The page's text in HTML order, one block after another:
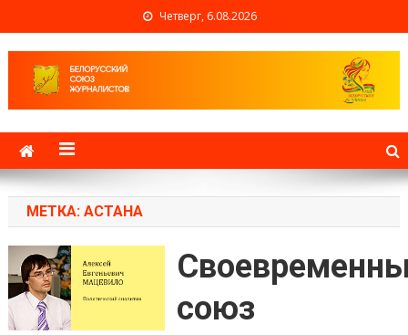
Четверг, 6.08.2026
Белорусский союз
журналистов
МЕТКА: АСТАНА
союз